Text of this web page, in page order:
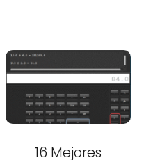
16 Mejores